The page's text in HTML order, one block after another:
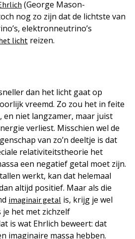
(George Mason-
nog zo zijn dat de lichtste van
elektronneutrino’s
licht reizen.
dan het licht gaat op
vreemd. Zo zou het in feite
en niet langzamer, maar juist
verliest. Misschien wel de
van zo’n deeltje is dat
relativiteitstheorie het
een negatief getal moet zijn.
werkt, kan dat helemaal
altijd positief. Maar als die
imaginair getal is, krijg je wel
het met zichzelf
is wat Ehrlich beweert: dat
imaginaire massa hebben.